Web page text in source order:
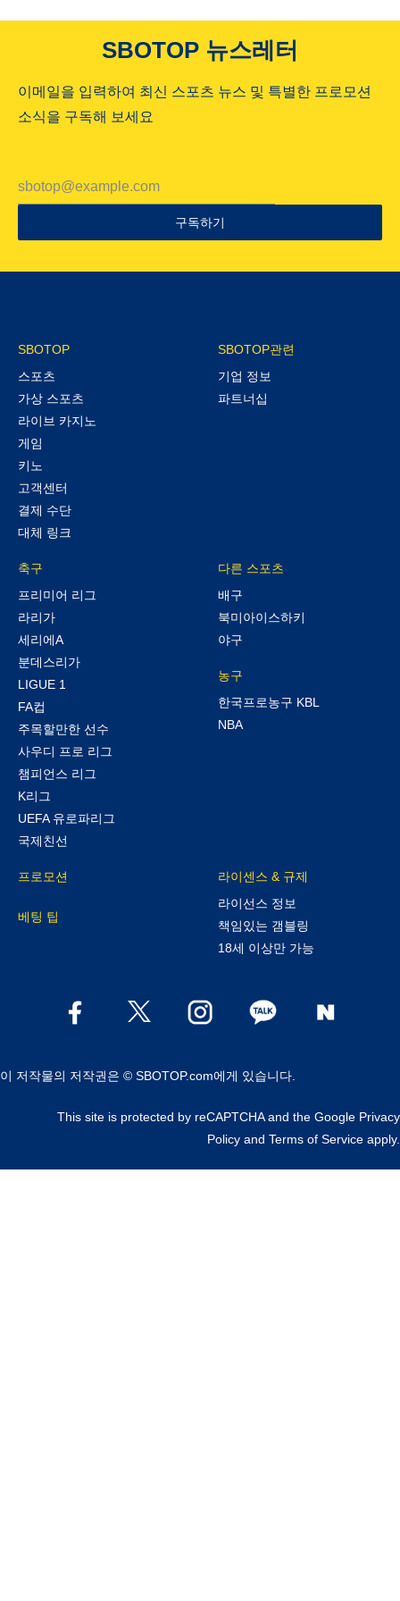
SBOTOP 뉴스레터
이메일을 입력하여 최신 스포츠 뉴스 및 특별한 프로모션
소식을 구독해 보세요
구독하기
SBOTOP
스포츠
가상 스포츠
라이브 카지노
게임
키노
고객센터
결제 수단
대체 링크
SBOTOP관련
기업 정보
파트너십
축구
프리미어 리그
라리가
세리에A
분데스리가
LIGUE 1
FA컵
주목할만한 선수
사우디 프로 리그
챔피언스 리그
K리그
UEFA 유로파리그
국제친선
다른 스포츠
배구
북미아이스하키
야구
농구
한국프로농구 KBL
NBA
프로모션
베팅 팁
라이센스 & 규제
라이선스 정보
책임있는 갬블링
18세 이상만 가능
이 저작물의 저작권은 © SBOTOP.com에게 있습니다.
This site is protected by reCAPTCHA and the Google Privacy
Policy and Terms of Service apply.